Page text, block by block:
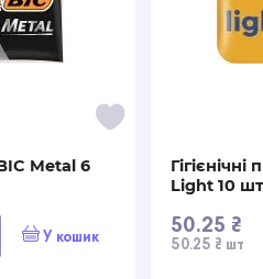
Metal 6
У кошик
Light 10 шт
50.25 ₴
50.25 ₴ шт